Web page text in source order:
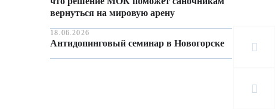
вернуться на мировую арену
18.06.2026
Антидопинговый семинар в Новогорске